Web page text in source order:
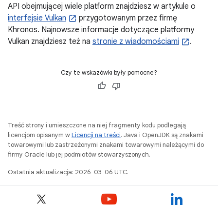
API obejmującej wiele platform znajdziesz w artykule o
interfejsie Vulkan
przygotowanym przez firmę
Khronos. Najnowsze informacje dotyczące platformy
Vulkan znajdziesz też na stronie z wiadomościami .
Czy te wskazówki były pomocne?
Treść strony i umieszczone na niej fragmenty kodu podlegają
licencjom opisanym wLicencji na treści. Java i OpenJDK są znakami
towarowymi lub zastrzeżonymi znakami towarowymi należącymi do
firmy Oracle lub jej podmiotów stowarzyszonych.
Ostatnia aktualizacja: 2026-03-06 UTC.